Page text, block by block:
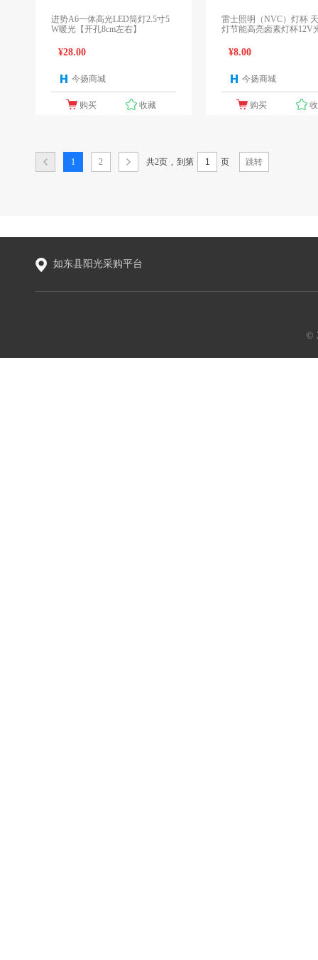
进势A6一体高光LED筒灯2.5寸5
W暖光【开孔8cm左右】
¥28.00
今扬商城
购买 收藏
雷士照明（NVC）灯杯
灯节能高亮卤素灯杯12V
¥8.00
今扬商城
购买
1 2 共2页 到第 页 跳转
如东县阳光采购平台
©